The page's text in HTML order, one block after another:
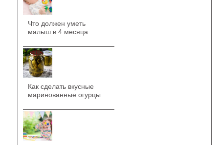
Что должен уметь
малыш в 4 месяца
Как сделать вкусные
маринованные огурцы